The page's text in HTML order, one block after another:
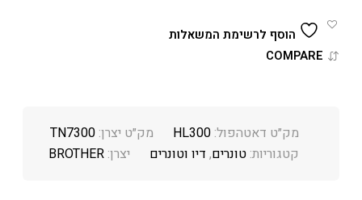
הוסף לרשימת המשאלות
COMPARE
מק״ט דאטהפול:HL300 מק״ט יצרן:TN7300
קטגוריות:טונרים, דיו וטונרים יצרן:BROTHER